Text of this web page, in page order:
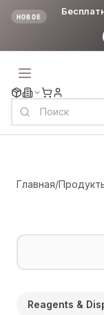
НОВОЕ
Главная/
Reagents &